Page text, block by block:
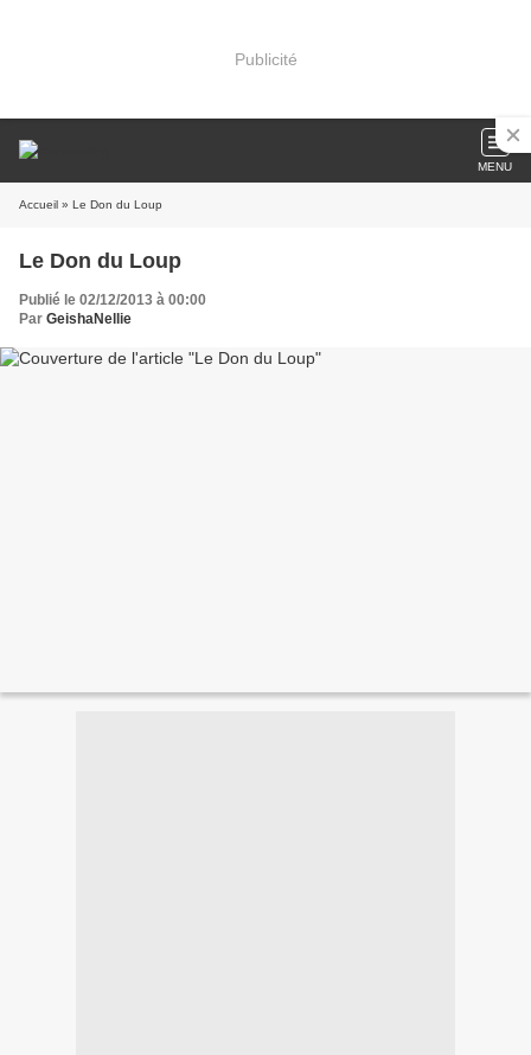
Publicité
MENU
Accueil » Le Don du Loup
Le Don du Loup
Publié le 02/12/2013 à 00:00
Par GeishaNellie